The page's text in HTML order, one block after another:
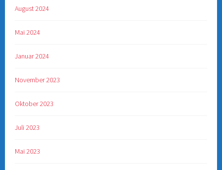
August 2024
Mai 2024
Januar 2024
November 2023
Oktober 2023
Juli 2023
Mai 2023